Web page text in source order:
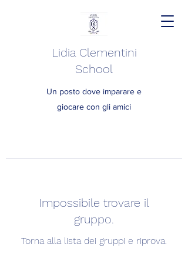
Lidia Clementini
School
Un posto dove imparare e
giocare con gli amici
Impossibile trovare il
gruppo.
Torna alla lista dei gruppi e riprova.